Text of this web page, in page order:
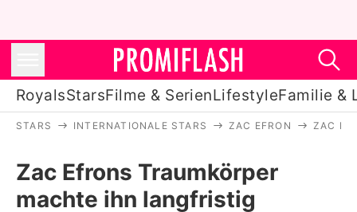
RoyalsStarsFilme & SerienLifestyleFamilie &
Stars
STARS INTERNATIONALE STARS ZAC EFRON ZAC
Zac Efrons Traumkörper
machte ihn langfristig